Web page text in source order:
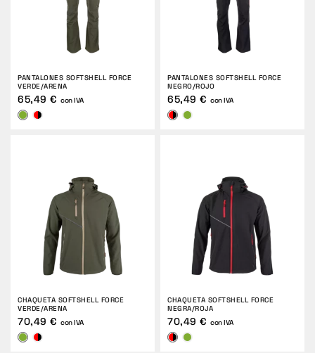
PANTALONES SOFTSHELL FORCE
VERDE/ARENA
65,49 € con IVA
PANTALONES SOFTSHELL FORCE
NEGRO/ROJO
65,49 € con IVA
CHAQUETA SOFTSHELL FORCE
VERDE/ARENA
70,49 € con IVA
CHAQUETA SOFTSHELL FORCE
NEGRA/ROJA
70,49 € con IVA